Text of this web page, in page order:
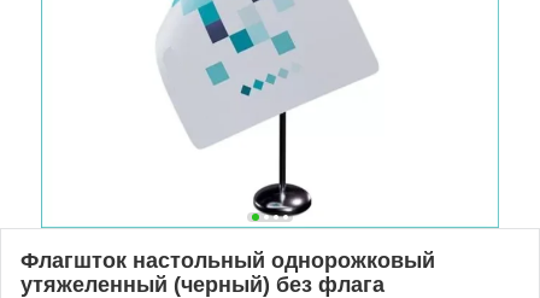
Флагшток настольный однорожковый
утяжеленный (черный) без флага